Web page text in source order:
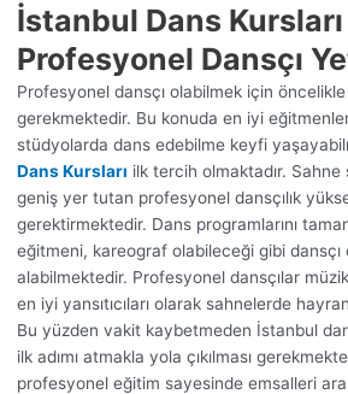
İstanbul Dans Kursları
Profesyonel Dansçı
Profesyonel dansçı olabilmek için
gerekmektedir. Bu konuda en iyi
stüdyolarda dans edebilme keyfi
Dans Kursları ilk tercih olmaktadır. Sahne
geniş yer tutan profesyonel dansçılık
gerektirmektedir. Dans programlarını
eğitmeni, kareograf olabileceği gibi dansçı
alabilmektedir. Profesyonel dansçılar
en iyi yansıtıcıları olarak sahnelerde
Bu yüzden vakit kaybetmeden İstanbul
ilk adımı atmakla yola çıkılması
profesyonel eğitim sayesinde emsalleri